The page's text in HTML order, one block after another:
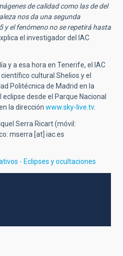
de calidad como las de del
nos da una segunda
y el fenómeno no se repetirá hasta
el investigador del IAC
y a esa hora en Tenerife, el IAC
cultural Shelios y el
Politécnica de Madrid en la
desde el Parque Nacional
la dirección www.sky-live.tv.
Serra Ricart (móvil:
mserra [at] iac.es
- Eclipses y ocultaciones